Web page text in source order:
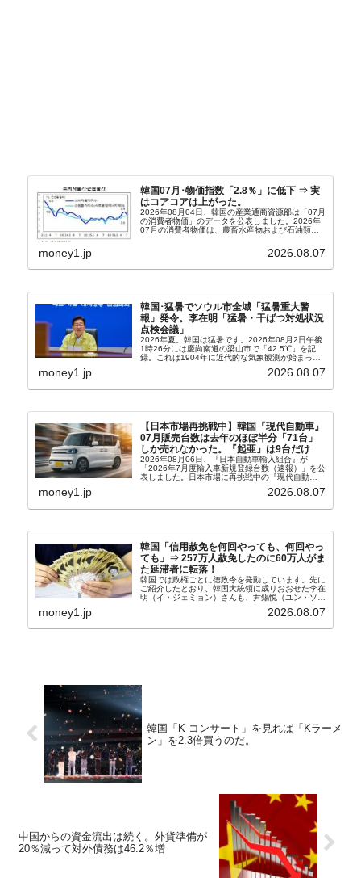
韓国07月･物価指数「2.8％」に低下 ⇒ 実
はコアコアは上がった。
2026年08月04日、韓国の産業通商資源部は「07月
の消費者物価」のデータを公表しました。2026年
07月の消費者物価は、農畜水産物および石油類の
2.8％上昇（06月は3.2％）となり、上昇率は前...
money1.jp 2026.08.07
韓国･猛暑でソウル市全域「猛暑重大警
報」発令。李在明「猛暑・干ばつ対処状況
点検会議」
2026年夏。韓国は猛暑です。2026年08月2日午後
1時26分には慶尚南道の梁山市で「42.5℃」を記
録。これは1904年に近代的な気象観測が始まって
ウル市全域への「猛暑重大警報」が発令され...
money1.jp 2026.08.07
【日本市場再挑戦中】韓国『現代自動車』
07月販売台数は去年のほぼ半分「71台」
しか売れなかった。『起亜』は9台だけ
2026年08月06日、『日本自動車輸入組合』が
「2026年7月度輸入車新規登録台数（速報）」を公
表しました。日本市場に再挑戦中の『現代自動
車』、また日本市場を攻略したい『BYD』の販売
台数はこの中に捉えられているはずです。先月から
money1.jp 2026.08.07
韓国「信用赦免を何回やっても、何回やっ
ても」⇒ 257万人赦免したのに60万人がま
た延滞者に転落！
韓国では政権ごとに徳政令を発動しています。先に
ご紹介したとおり、韓国大統領に成りおおせた李在
明（イ・ジェミョン）さんも、尹錫悦（ユン・ソギ
バンクにして不良債権の買い取りを行い、分割償還
money1.jp 2026.08.07
韓国「K-コンサート」を見れば「Kラーメ
ン」を2.3倍買うのだ。
中国からの資金流出は続く。外貨準備が
20％減って対外債務は46.2％増